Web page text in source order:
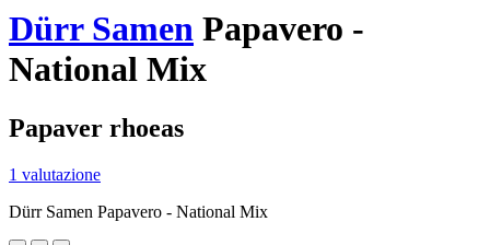
Dürr Samen Papavero -
National Mix
Papaver rhoeas
1 valutazione
Dürr Samen Papavero - National Mix